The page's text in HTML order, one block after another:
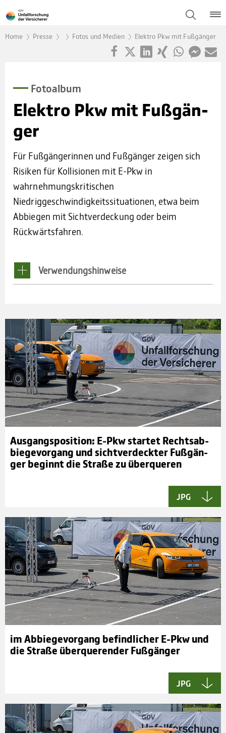
Home Presse Fotos und Medien Elektro Pkw mit Fußgänger
Foto­al­bum
Elek­tro Pkw mit Fuß­gän­
ger
Für Fußgängerinnen und Fußgänger zeigen sich
Risiken für Kollisionen mit E-Pkw in
wahrnehmungskritischen
Niedriggeschwindigkeitssituationen, etwa beim
Abbiegen mit Sichtverdeckung oder beim
Rückwärtsfahren.
Ver­wen­dungs­hin­weise
Aus­gangs­po­si­tion: E-Pkw star­tet Rechts­ab­
bie­ge­vor­gang und sicht­ver­deck­ter Fuß­gän­
ger beginnt die Straße zu über­que­ren
JPG
im Abbie­ge­vor­gang befind­li­cher E-Pkw und
die Straße über­que­ren­der Fuß­gän­ger
JPG